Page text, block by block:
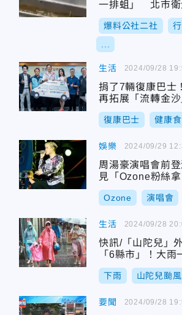
一排蛆」 北市衛
並限期改善
爆料公社二社
生活
捐了7輛復康巴士
再拓展「流轉金
復康巴士 健康
2024/09/28
娛樂
周湯豪演唱會前
見「Ozone粉絲
Ozone 演唱會
2024/09/29
生活
快訊/「山陀兒」
「6縣市」！大雨
下雨 山陀兒颱風
2024/09/28
要聞 2024/09/28